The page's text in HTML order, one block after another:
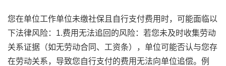
您在单位工作单位未缴社保且自行支付费用时，可能面临以
下法律风险：1.费用无法追回的风险：若您未及时收集劳动
关系证据（如无劳动合同、工资条），单位可能否认与您存
在劳动关系，导致您自行支付的费用无法向单位追偿。例